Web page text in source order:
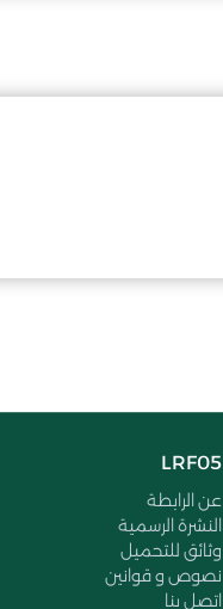
LRF05
عن الرابطة
النشرة الرسمية
وثائق للتحميل
نصوص و قوانين
اتصل بنا